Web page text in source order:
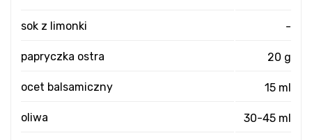
sok z limonki -
papryczka ostra 20 g
ocet balsamiczny 15 ml
oliwa 30-45 ml